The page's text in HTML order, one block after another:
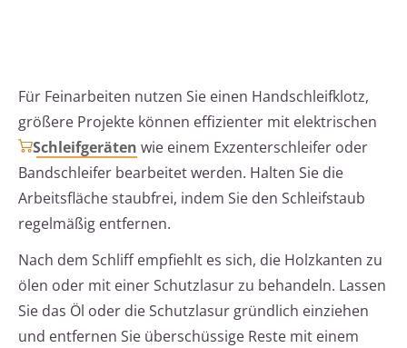
Für Feinarbeiten nutzen Sie einen Handschleifklotz,
größere Projekte können effizienter mit elektrischen
Schleifgeräten wie einem Exzenterschleifer oder
Bandschleifer bearbeitet werden. Halten Sie die
Arbeitsfläche staubfrei, indem Sie den Schleifstaub
regelmäßig entfernen.
Nach dem Schliff empfiehlt es sich, die Holzkanten zu
ölen oder mit einer Schutzlasur zu behandeln. Lassen
Sie das Öl oder die Schutzlasur gründlich einziehen
und entfernen Sie überschüssige Reste mit einem